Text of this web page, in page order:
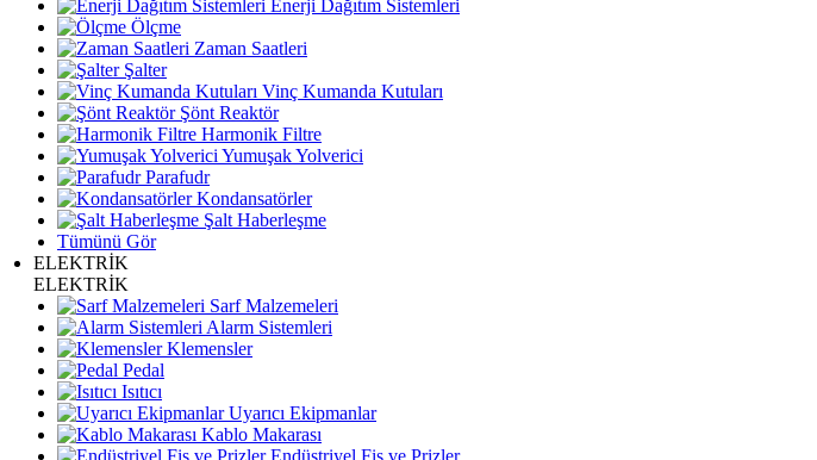
Enerji Dağıtım Sistemleri
Ölçme
Zaman Saatleri
Şalter
Vinç Kumanda Kutuları
Şönt Reaktör
Harmonik Filtre
Yumuşak Yolverici
Parafudr
Kondansatörler
Şalt Haberleşme
Tümünü Gör
ELEKTRİK
ELEKTRİK
Sarf Malzemeleri
Alarm Sistemleri
Klemensler
Pedal
Isıtıcı
Uyarıcı Ekipmanlar
Kablo Makarası
Endüstriyel Fiş ve Prizler